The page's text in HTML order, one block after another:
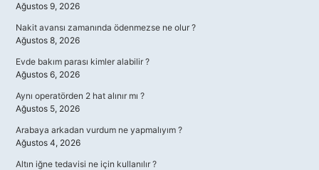
Ağustos 9, 2026
Nakit avansı zamanında ödenmezse ne olur ?
Ağustos 8, 2026
Evde bakım parası kimler alabilir ?
Ağustos 6, 2026
Aynı operatörden 2 hat alınır mı ?
Ağustos 5, 2026
Arabaya arkadan vurdum ne yapmalıyım ?
Ağustos 4, 2026
Altın iğne tedavisi ne için kullanılır ?